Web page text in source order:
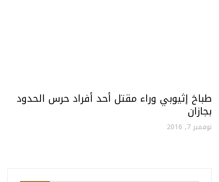
طباخ إثيوبي وراء مقتل أحد أفراد حرس الحدود
بجازان
نوفمبر 7, 2016